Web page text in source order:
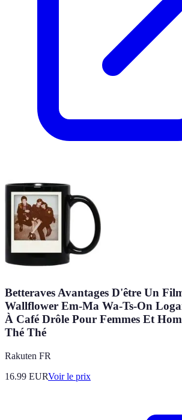
Betteraves Avantages D'être Un
Wallflower Em-Ma Wa-Ts-On
À Café Drôle Pour Femmes Et
Thé Thé
Rakuten FR
16.99 EURVoir le prix